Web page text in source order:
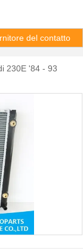
del contatto
230E '84 - 93